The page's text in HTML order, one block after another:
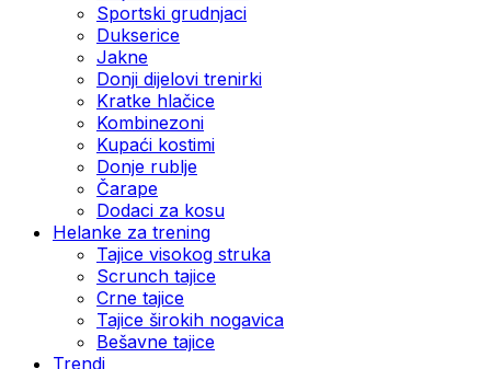
Sportski grudnjaci
Dukserice
Jakne
Donji dijelovi trenirki
Kratke hlačice
Kombinezoni
Kupaći kostimi
Donje rublje
Čarape
Dodaci za kosu
Helanke za trening
Tajice visokog struka
Scrunch tajice
Crne tajice
Tajice širokih nogavica
Bešavne tajice
Trendi